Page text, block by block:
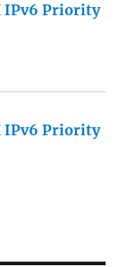
IPv6 Priority
IPv6 Priority